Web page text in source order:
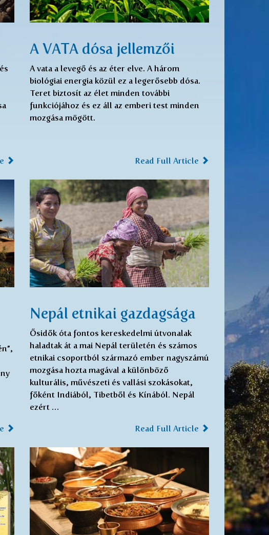
A VATA dósa jellemzői
A vata a levegő és az éter elve. A három
biológiai energia közül ez a legerősebb dósa.
Teret biztosít az élet minden további
funkciójához és ez áll az emberi test minden
mozgása mögött.
Read Full Article
Nepál etnikai gazdagsága
Ősidők óta fontos kereskedelmi útvonalak
haladtak át a mai Nepál területén és számos
etnikai csoportból származó ember nagyszámú
mozgása hozta magával a különböző
kulturális, művészeti és vallási szokásokat,
főként Indiából, Tibetből és Kínából. Nepál
ezért …
Read Full Article